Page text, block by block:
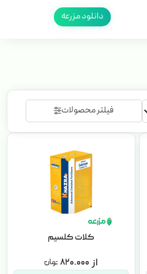
دانلود مزرعه
فیلتر محصولات
کلات کلسیم
۸۲۰.۰۰۰